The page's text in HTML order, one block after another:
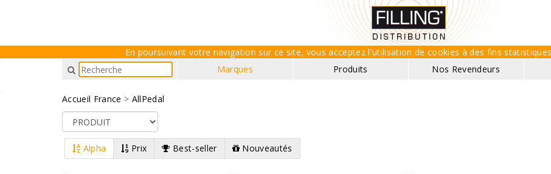
En poursuivant votre navigation sur ce site, vous acceptez l'utilisation de cookies à des fins
Marques
Produits Nos Revendeurs
Accueil France > AllPedal
Alpha Prix Best-seller Nouveautés